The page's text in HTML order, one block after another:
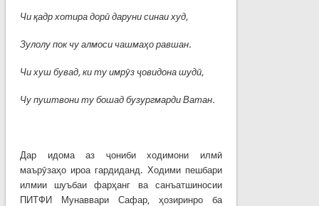
Чи қадр хотира дорӣ даруни синаи худ,
Зулолу пок чу алмоси чашмаҳо равшан.
Чи хуш бувад, ки ту имрӯз ҷовидона шудӣ,
Чу пуштвони ту бошад бузургмарди Ватан.
Дар идома аз ҷониби ходимони илмӣ
маърӯзаҳо ироа гардиданд. Ходими пешбари
илмии шуъбаи фарҳанг ва санъатшиносии
ПИТФИ Мунаввари Сафар, ҳозиринро ба